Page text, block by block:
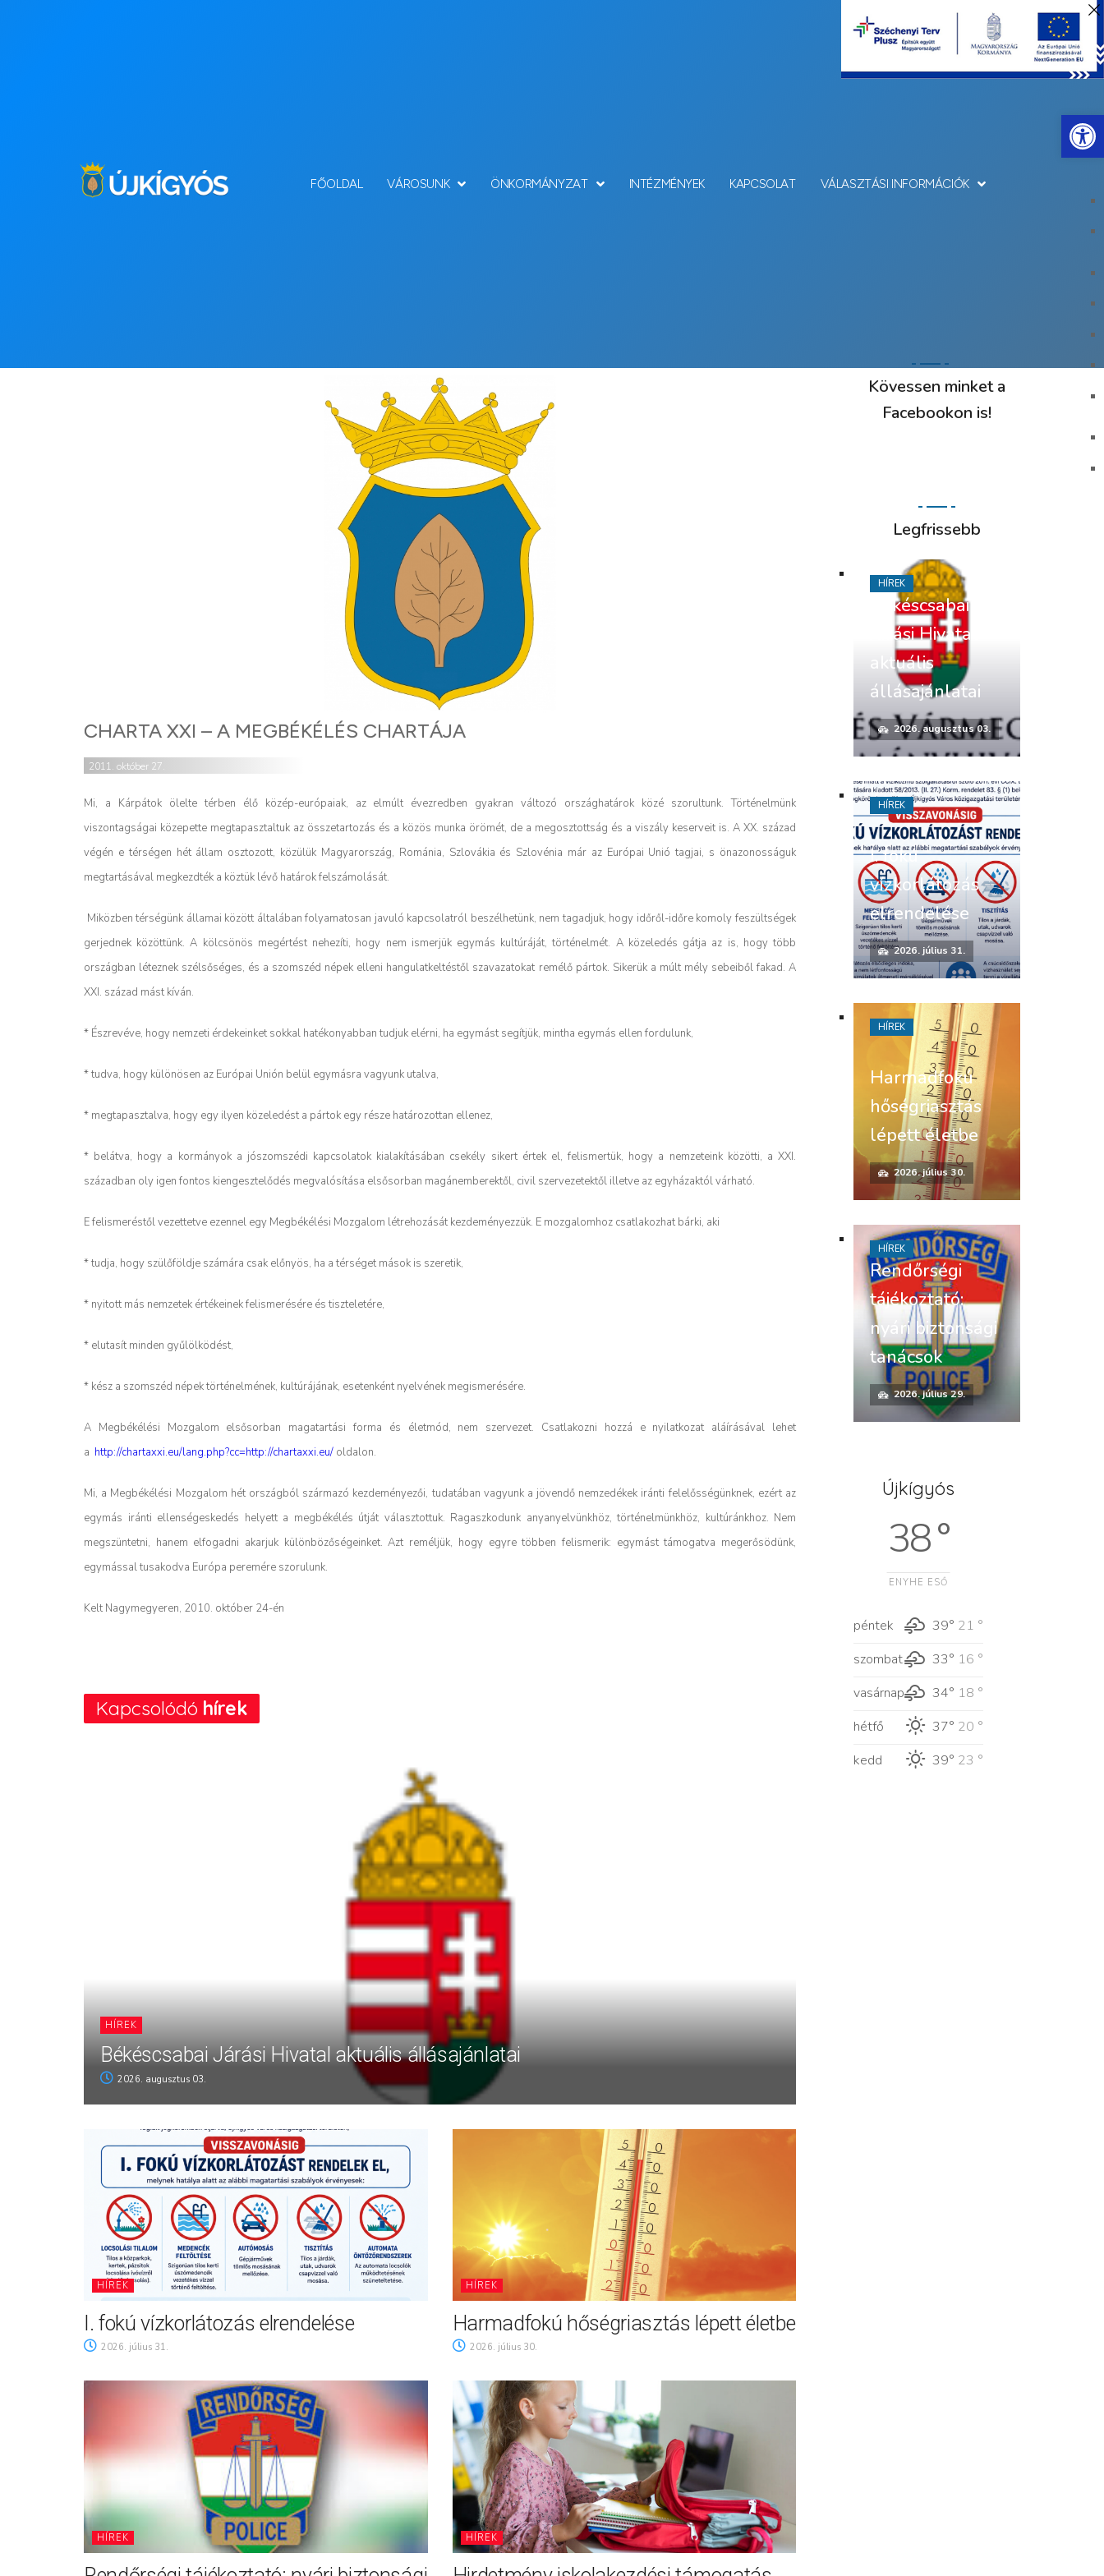
FŐOLDAL VÁROSUNK ÖNKORMÁNYZAT INTÉZMÉNYEK KAPCSOLAT VÁLASZTÁSI INFORMÁCIÓK
CHARTA XXI – A MEGBÉKÉLÉS CHARTÁJA
2011. október 27.
Mi, a Kárpátok ölelte térben élő közép-európaiak, az elmúlt évezredben gyakran változó országhatárok közé szorultunk. Történelmünk
viszontagságai közepette megtapasztaltuk az összetartozás és a közös munka örömét, de a megosztottság és a viszály keserveit is. A XX. század
végén e térségen hét állam osztozott, közülük Magyarország, Románia, Szlovákia és Szlovénia már az Európai Unió tagjai, s önazonosságuk
megtartásával megkezdték a köztük lévő határok felszámolását.
Miközben térségünk államai között általában folyamatosan javuló kapcsolatról beszélhetünk, nem tagadjuk, hogy időről-időre komoly feszültségek
gerjednek közöttünk. A kölcsönös megértést nehezíti, hogy nem ismerjük egymás kultúráját, történelmét. A közeledés gátja az is, hogy több
országban léteznek szélsőséges, és a szomszéd népek elleni hangulatkeltéstől szavazatokat remélő pártok. Sikerük a múlt mély sebeiből fakad. A
XXI. század mást kíván.
* Észrevéve, hogy nemzeti érdekeinket sokkal hatékonyabban tudjuk elérni, ha egymást segítjük, mintha egymás ellen fordulunk,
* tudva, hogy különösen az Európai Unión belül egymásra vagyunk utalva,
* megtapasztalva, hogy egy ilyen közeledést a pártok egy része határozottan ellenez,
* belátva, hogy a kormányok a jószomszédi kapcsolatok kialakításában csekély sikert értek el, felismertük, hogy a nemzeteink közötti, a XXI.
században oly igen fontos kiengesztelődés megvalósítása elsősorban magánemberektől, civil szervezetektől illetve az egyházaktól várható.
E felismeréstől vezettetve ezennel egy Megbékélési Mozgalom létrehozását kezdeményezzük. E mozgalomhoz csatlakozhat bárki, aki
* tudja, hogy szülőföldje számára csak előnyös, ha a térséget mások is szeretik,
* nyitott más nemzetek értékeinek felismerésére és tiszteletére,
* elutasít minden gyűlölködést,
* kész a szomszéd népek történelmének, kultúrájának, esetenként nyelvének megismerésére.
A Megbékélési Mozgalom elsősorban magatartási forma és életmód, nem szervezet. Csatlakozni hozzá e nyilatkozat aláírásával lehet
a http://chartaxxi.eu/lang.php?cc=http://chartaxxi.eu/ oldalon.
Mi, a Megbékélési Mozgalom hét országból származó kezdeményezői, tudatában vagyunk a jövendő nemzedékek iránti felelősségünknek, ezért az
egymás iránti ellenségeskedés helyett a megbékélés útját választottuk. Ragaszkodunk anyanyelvünkhöz, történelmünkhöz, kultúránkhoz. Nem
megszüntetni, hanem elfogadni akarjuk különbözőségeinket. Azt reméljük, hogy egyre többen felismerik: egymást támogatva megerősödünk,
egymással tusakodva Európa peremére szorulunk.
Kelt Nagymegyeren, 2010. október 24-én
Kapcsolódó hírek
HÍREK
Békéscsabai Járási Hivatal aktuális állásajánlatai
2026. augusztus 03.
HÍREK
I. fokú vízkorlátozás elrendelése
2026. július 31.
HÍREK
Harmadfokú hőségriasztás lépett életbe
2026. július 30.
HÍREK HÍREK
Kövessen minket a
Facebookon is!
Legfrissebb
Békéscsabai
Járási Hivatal
aktuális
állásajánlatai
2026. augusztus 03.
HÍREK
I. fokú
vízkorlátozás
elrendelése
2026. július 31.
HÍREK
Harmadfokú
hőségriasztás
lépett életbe
2026. július 30.
HÍREK
Rendőrségi
tájékoztató:
nyári biztonsági
tanácsok
2026. július 29.
HÍREK
Újkígyós
38 °
ENYHE ESŐ
péntek 39° 21 °
szombat
33° 16 °
vasárnap
34° 18 °
hétfő
37° 20 °
kedd
39° 23 °